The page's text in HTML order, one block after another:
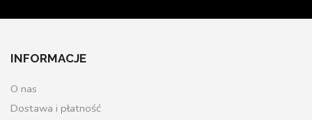
INFORMACJE
O nas
Dostawa i płatność